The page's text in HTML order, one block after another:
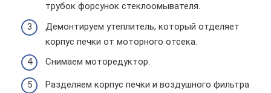
трубок форсунок стеклоомывателя.
Демонтируем утеплитель, который отделяет
корпус печки от моторного отсека.
Снимаем моторедуктор.
Разделяем корпус печки и воздушного фильтра